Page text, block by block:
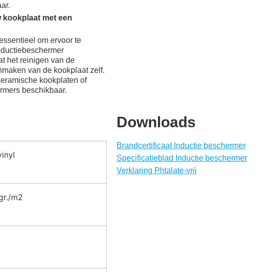
met een
om ervoor te
het reinigen van de
van de kookplaat zelf.
kookplaten of
beschikbaar.
m2
Downloads
Brandcertificaat Inductie beschermer
Specificatieblad Inductie beschermer
Verklaring Phtalate-vrij